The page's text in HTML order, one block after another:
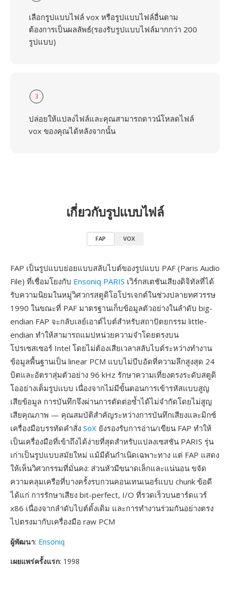
เลือกรูปแบบไฟล์ vox หรือรูปแบบไฟล์อื่นตาม
ต้องการเป็นผลลัพธ์(รองรับรูปแบบไฟล์มากกว่า 200
รูปแบบ)
3
ปล่อยให้แปลงไฟล์และคุณสามารถดาวน์โหลดไฟล์
vox ของคุณได้หลังจากนั้น
เกี่ยวกับรูปแบบไฟล์
FAP VOX
FAP เป็นรูปแบบย่อยแบบสลับไบต์ของรูปแบบ PAF (Paris Audio
File) ที่เชื่อมโยงกับ Ensoniq PARIS เวิร์กสเตชันเสียงดิจิทัลที่ได้
รับความนิยมในหมู่วิศวกรสตูดิโอโปรเจกต์ในช่วงปลายทศวรรษ
1990 ในขณะที่ PAF มาตรฐานเก็บข้อมูลตัวอย่างในลำดับ big-
endian FAP จะกลับเลย์เอาต์ไบต์สำหรับสถาปัตยกรรม little-
endian ทำให้สามารถแมปหน่วยความจำโดยตรงบน
โปรเซสเซอร์ Intel โดยไม่ต้องเสียเวลาสลับไบต์ระหว่างทำงาน
ข้อมูลพื้นฐานเป็น linear PCM แบบไม่บีบอัดที่ความลึกสูงสุด 24
บิตและอัตราสุ่มตัวอย่าง 96 kHz รักษาความเที่ยงตรงระดับสตูดิ
โออย่างเต็มรูปแบบ เนื่องจากไม่มีขั้นตอนการเข้ารหัสแบบสูญ
เสียข้อมูล การบันทึกจึงผ่านการตัดต่อซ้ำได้ไม่จำกัดโดยไม่สูญ
เสียคุณภาพ — คุณสมบัติสำคัญระหว่างการบันทึกเสียงและมิกซ์
เครื่องมือบรรทัดคำสั่ง SoX ยังรองรับการอ่าน/เขียน FAP ทำให้
เป็นเครื่องมือที่เข้าถึงได้ง่ายที่สุดสำหรับแปลงเซสชัน PARIS รุ่น
เก่าเป็นรูปแบบสมัยใหม่ แม้มีต้นกำเนิดเฉพาะทาง แต่ FAP แสดง
ให้เห็นวิศวกรรมที่มั่นคง: ส่วนหัวมีขนาดเล็กและแน่นอน ขจัด
ความคลุมเครือที่บางครั้งรบกวนคอนเทนเนอร์แบบ chunk ข้อดี
ได้แก่ การรักษาเสียง bit-perfect, I/O ที่รวดเร็วบนฮาร์ดแวร์
x86 เนื่องจากลำดับไบต์ดั้งเดิม และการทำงานร่วมกันอย่างตรง
ไปตรงมากับเครื่องมือ raw PCM
ผู้พัฒนา: Ensoniq
เผยแพร่ครั้งแรก: 1998